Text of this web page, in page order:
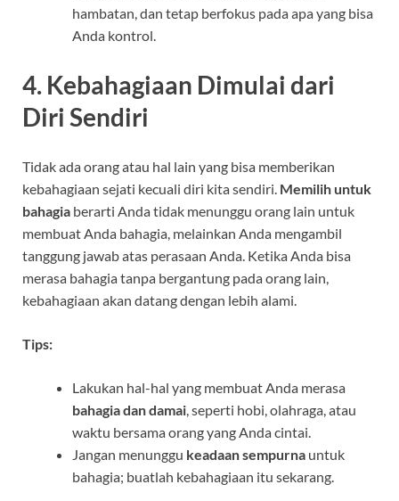
hambatan, dan tetap berfokus pada apa yang bisa
Anda kontrol.
4. Kebahagiaan Dimulai dari
Diri Sendiri
Tidak ada orang atau hal lain yang bisa memberikan
kebahagiaan sejati kecuali diri kita sendiri. Memilih untuk
bahagia berarti Anda tidak menunggu orang lain untuk
membuat Anda bahagia, melainkan Anda mengambil
tanggung jawab atas perasaan Anda. Ketika Anda bisa
merasa bahagia tanpa bergantung pada orang lain,
kebahagiaan akan datang dengan lebih alami.
Tips:
Lakukan hal-hal yang membuat Anda merasa
bahagia dan damai, seperti hobi, olahraga, atau
waktu bersama orang yang Anda cintai.
Jangan menunggu keadaan sempurna untuk
bahagia; buatlah kebahagiaan itu sekarang.